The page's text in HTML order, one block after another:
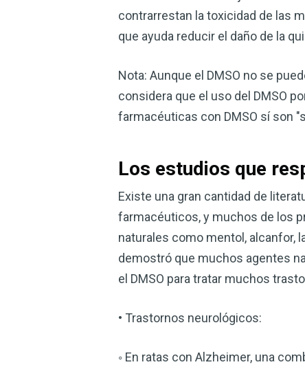
contrarrestan la toxicidad de las
que ayuda reducir el daño de la
Nota: Aunque el DMSO no se
considera que el uso del DMSO
farmacéuticas con DMSO sí son
Los estudios que
Existe una gran cantidad de
farmacéuticos, y muchos de los
naturales como mentol, alcanfor,
demostró que muchos agentes
el DMSO para tratar muchos
• Trastornos neurológicos:
◦ En ratas con Alzheimer, una